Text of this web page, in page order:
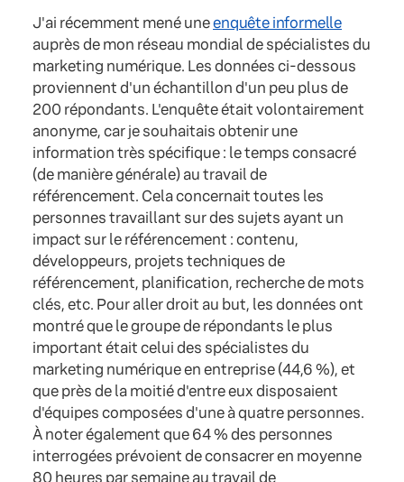
J'ai récemment mené uneenquête informelle
auprès de mon réseau mondial de spécialistes du
marketing numérique. Les données ci-dessous
proviennent d'un échantillon d'un peu plus de
200 répondants. L'enquête était volontairement
anonyme, car je souhaitais obtenir une
information très spécifique : le temps consacré
(de manière générale) au travail de
référencement. Cela concernait toutes les
personnes travaillant sur des sujets ayant un
impact sur le référencement : contenu,
développeurs, projets techniques de
référencement, planification, recherche de mots
clés, etc. Pour aller droit au but, les données ont
montré que le groupe de répondants le plus
important était celui des spécialistes du
marketing numérique en entreprise (44,6 %), et
que près de la moitié d'entre eux disposaient
d'équipes composées d'une à quatre personnes.
À noter également que 64 % des personnes
interrogées prévoient de consacrer en moyenne
80 heures par semaine au travail de